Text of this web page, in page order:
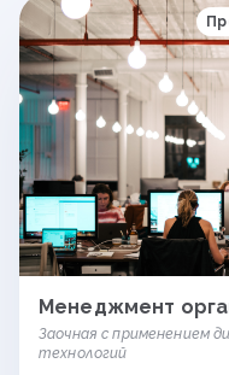
Менеджмент
Заочная с применением
технологий